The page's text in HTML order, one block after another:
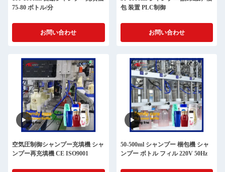
75-80 ボトル/分
お問い合わせ
包 装置 PLC制御
お問い合わせ
空気圧制御シャンプー充填機 シャ
ンプー再充填機 CE ISO9001
50-500ml シャンプー 梱包機 シャ
ンプー ボトル フィル 220V 50Hz